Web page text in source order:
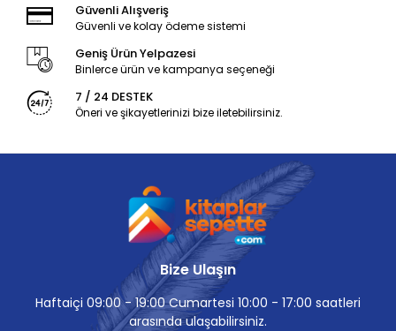
Güvenli Alışveriş
Güvenli ve kolay ödeme sistemi
Geniş Ürün Yelpazesi
Binlerce ürün ve kampanya seçeneği
7 / 24 DESTEK
Öneri ve şikayetlerinizi bize iletebilirsiniz.
Bize Ulaşın
Haftaiçi 09:00 - 19:00 Cumartesi 10:00 - 17:00 saatleri
arasında ulaşabilirsiniz.